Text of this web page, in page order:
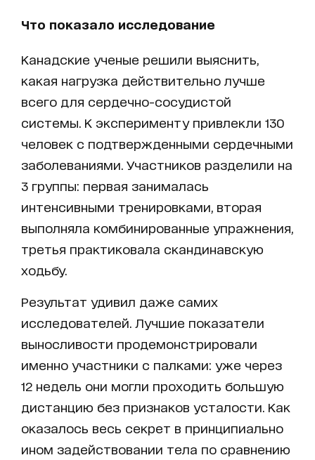
Что показало исследование
Канадские ученые решили выяснить,
какая нагрузка действительно лучше
всего для сердечно-сосудистой
системы. К эксперименту привлекли 130
человек с подтвержденными сердечными
заболеваниями. Участников разделили на
3 группы: первая занималась
интенсивными тренировками, вторая
выполняла комбинированные упражнения,
третья практиковала скандинавскую
ходьбу.
Результат удивил даже самих
исследователей. Лучшие показатели
выносливости продемонстрировали
именно участники с палками: уже через
12 недель они могли проходить большую
дистанцию без признаков усталости. Как
оказалось весь секрет в принципиально
ином задействовании тела по сравнению